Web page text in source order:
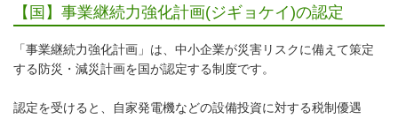
【国】事業継続力強化計画(ジギョケイ)の認定
「事業継続力強化計画」は、中小企業が災害リスクに備えて策定
する防災・減災計画を国が認定する制度です。
認定を受けると、自家発電機などの設備投資に対する税制優遇